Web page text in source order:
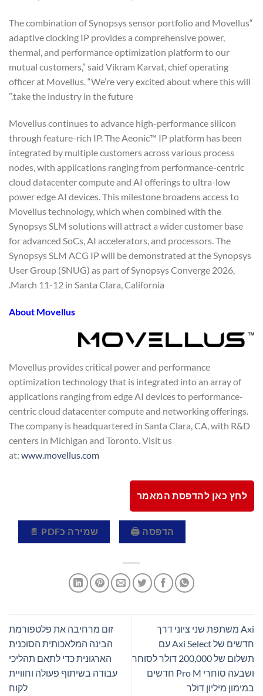
“The combination of Synopsys sensor portfolio and Movellus
adaptive clocking IP provides a comprehensive power,
thermal, and performance optimization platform to our
mutual customers,” said Vikram Karvat, chief operating
officer at Movellus. “We’re very excited about where this will
take the industry in the future.”
Movellus continues to advance high-performance silicon
through feature-rich IP. The Aeonic™ IP platform has been
integrated by multiple customers across various process
nodes, with applications ranging from performance-centric
cloud datacenter compute and AI offerings to ultra-low
power edge AI devices. This milestone broadens access to
Movellus technology, which when combined with the
Synopsys SLM solutions will attract a wider customer base
for advanced SoCs, AI accelerators, and processors. The
Synopsys SLM ACG IP will be demonstrated at the Synopsys
User Group (SNUG) as part of Synopsys Converge 2026,
March 11-12 in Santa Clara, California.
About Movellus
Movellus provides critical power and performance
optimization technology that is integrated into an array of
applications ranging from edge AI devices to performance-
centric cloud datacenter compute and networking offerings.
The company is headquartered in Santa Clara, CA, with R&D
centers in Michigan and Toronto. Visit us
at: www.movellus.com
לחץ כאן להדפסת המאמר
הדפסה 🖨 שמירה כPDF 📄
Axi משתפת שני ציוני דרך
חדשים של Axi Select עם
תשלום של 200,000 דולר לסוחר
ושבעה סוחרי Pro M חדשים
במימון מיליון דולר
זום מרחיבה את פלטפורמת
הבינה המלאכותית הסוכנית
הארגונית כדי לתאם תהליכי
עבודה בשיתוף פעולה וחוויית
לקוח